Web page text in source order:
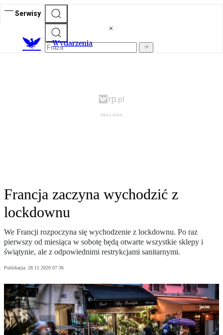
Serwisy
Wydarzenia
Francja zaczyna wychodzić z
lockdownu
We Francji rozpoczyna się wychodzenie z lockdownu. Po raz
pierwszy od miesiąca w sobotę będą otwarte wszystkie sklepy i
świątynie, ale z odpowiednimi restrykcjami sanitarnymi.
Publikacja: 28.11.2020 07:36